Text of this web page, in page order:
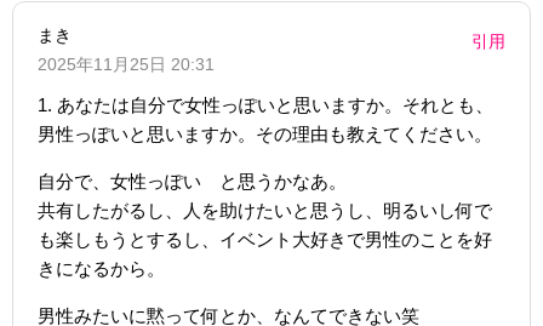
まき
2025年11月25日 20:31
引用
1. あなたは自分で女性っぽいと思いますか。それとも、
男性っぽいと思いますか。その理由も教えてください。
自分で、女性っぽい と思うかなあ。
共有したがるし、人を助けたいと思うし、明るいし何で
も楽しもうとするし、イベント大好きで男性のことを好
きになるから。
男性みたいに黙って何とか、なんてできない笑